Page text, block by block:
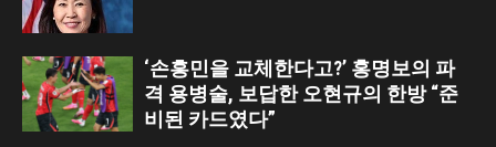
‘손흥민을 교체한다고?’ 홍명보의 파
격 용병술, 보답한 오현규의 한방 “준
비된 카드였다”